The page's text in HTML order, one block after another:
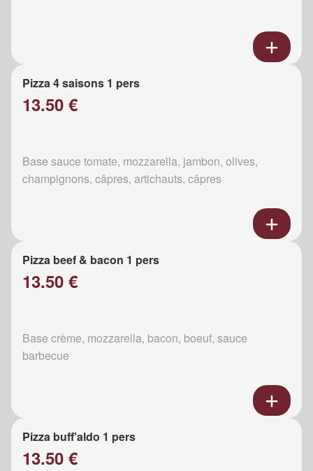
Pizza 4 saisons 1 pers
13.50 €
Base sauce tomate, mozzarella, jambon, olives,
champignons, câpres, artichauts, câpres
Pizza beef & bacon 1 pers
13.50 €
Base crème, mozzarella, bacon, boeuf, sauce
barbecue
Pizza buff'aldo 1 pers
13.50 €